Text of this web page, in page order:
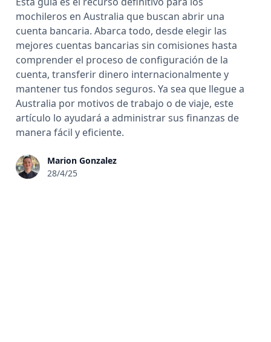
mochileros en Australia que buscan abrir una
cuenta bancaria. Abarca todo, desde elegir las
mejores cuentas bancarias sin comisiones hasta
comprender el proceso de configuración de la
cuenta, transferir dinero internacionalmente y
mantener tus fondos seguros. Ya sea que llegue a
Australia por motivos de trabajo o de viaje, este
artículo lo ayudará a administrar sus finanzas de
manera fácil y eficiente.
Marion Gonzalez
28/4/25